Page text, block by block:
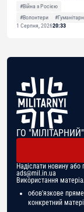
#Війна з Росією
#Волонтери
1 Серпня, 202620:33
ГО "МІЛІТАРНИЙ"
Надіслати новину або
ads@mil.in.ua
Використання
обов'язкове
конкретний